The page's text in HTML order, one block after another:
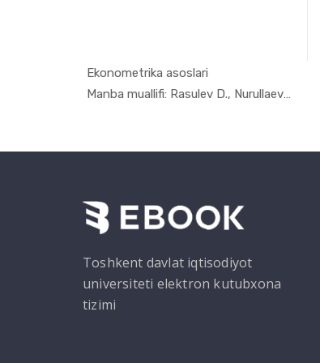
Ekonometrika asoslari
Manba muallifi: Rasulev D., Nurullaeva Sh...
In Ekonome...
Toshkent davlat iqtisodiyot
universiteti elektron kutubxona
tizimi